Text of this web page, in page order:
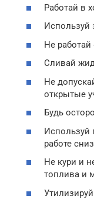
Работай в
Используй
Не работай
Сливай
Не
открытые
Будь
Используй
работе
Не кури и
топлива и